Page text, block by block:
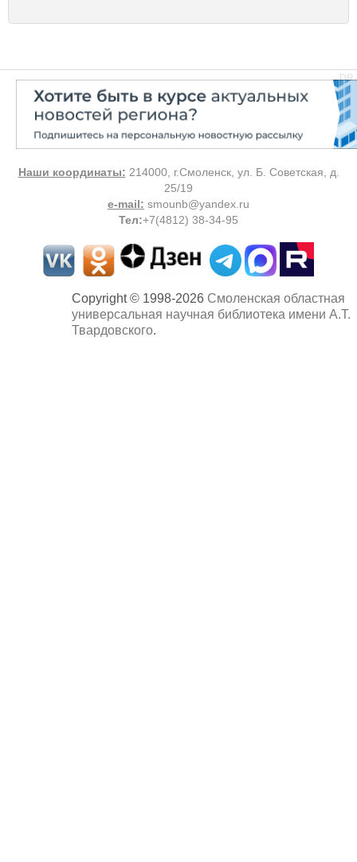
DR
Наши координаты: 214000, г.Смоленск, ул. Б. Советская, д.
25/19
e-mail: smounb@yandex.ru
Тел:+7(4812) 38-34-95
Copyright © 1998-2026 Смоленская областная
универсальная научная библиотека имени А.Т.
Твардовского.